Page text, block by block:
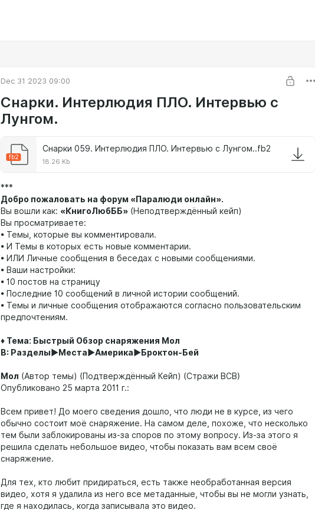
Dec 31 2023 09:00
Снарки. Интерлюдия ПЛО. Интервью с
Лунгом.
fb2
Снарки 059. Интерлюдия ПЛО. Интервью с Лунгом..fb2
18.26 Kb
***
Добро пожаловать на форум «Паралюди онлайн».
Вы вошли как: «КнигоЛюбББ» (Неподтверждённый кейп)
Вы просматриваете:
• Темы, которые вы комментировали.
• И Темы в которых есть новые комментарии.
• ИЛИ Личные сообщения в беседах с новыми сообщениями.
• Ваши настройки:
• 10 постов на страницу
• Последние 10 сообщений в личной истории сообщений.
• Темы и личные сообщения отображаются согласно пользовательским
предпочтениям.
♦ Тема: Быстрый Обзор снаряжения Мол
В: Разделы►Места►Америка►Броктон-Бей
Мол (Автор темы) (Подтверждённый Кейп) (Стражи ВСВ)
Опубликовано 25 марта 2011 г.:
Всем привет! До моего сведения дошло, что люди не в курсе, из чего
обычно состоит моё снаряжение. На самом деле, похоже, что несколько
тем были заблокированы из-за споров по этому вопросу. Из-за этого я
решила сделать небольшое видео, чтобы показать вам всем своё
снаряжение.
Для тех, кто любит придираться, есть также необработанная версия
видео, хотя я удалила из него все метаданные, чтобы вы не могли узнать,
где я находилась, когда записывала это видео.